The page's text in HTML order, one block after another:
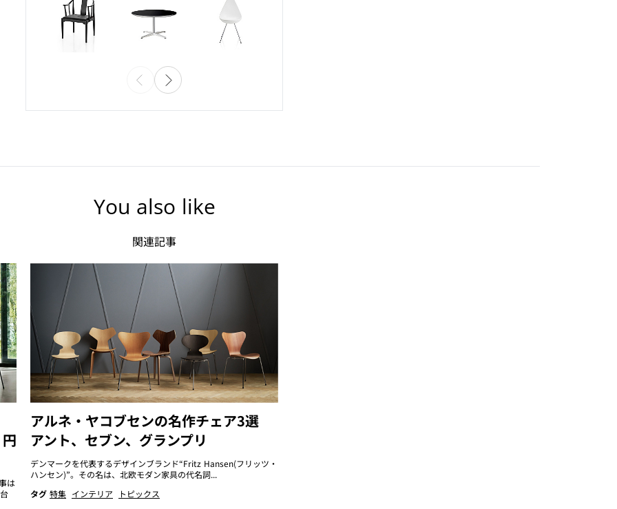
You also like
関連記事
は
アルネ・ヤコブセンの名作チェア3選
アント、セブン、グランプリ
デンマークを代表するデザインブランド“Fritz Hansen(フリッツ・
ハンセン)”。その名は、北欧モダン家具の代名詞...
タグ 特集 インテリア
トピックス